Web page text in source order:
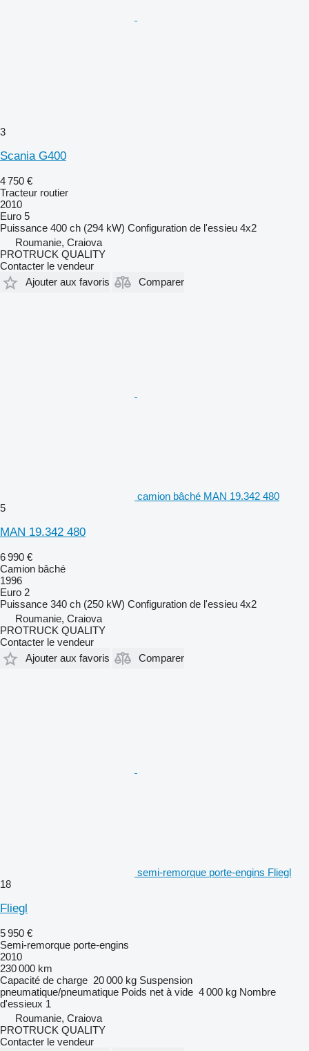
3
Scania G400
4 750 €
Tracteur routier
2010
Euro 5
Puissance 400 ch (294 kW) Configuration de l'essieu 4x2
Roumanie, Craiova
PROTRUCK QUALITY
Contacter le vendeur
Ajouter aux favoris
Comparer
camion bâché MAN 19.342 480
5
MAN 19.342 480
6 990 €
Camion bâché
1996
Euro 2
Puissance 340 ch (250 kW) Configuration de l'essieu 4x2
Roumanie, Craiova
PROTRUCK QUALITY
Contacter le vendeur
Ajouter aux favoris
Comparer
semi-remorque porte-engins Fliegl
18
Fliegl
5 950 €
Semi-remorque porte-engins
2010
230 000 km
Capacité de charge 20 000 kg Suspension
pneumatique/pneumatique Poids net à vide 4 000 kg Nombre
d'essieux 1
Roumanie, Craiova
PROTRUCK QUALITY
Contacter le vendeur